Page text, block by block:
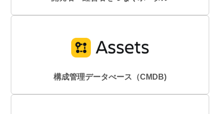
構成管理データべース（CMDB)